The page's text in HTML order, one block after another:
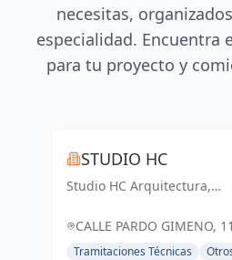
necesitas,
especialidad. Encuentra
para tu proyecto y
STUDIO HC
Studio HC Arquitectura,
CALLE PARDO GIMENO,
(ALACANT), ESPAÑA,
Tramitaciones Técnicas